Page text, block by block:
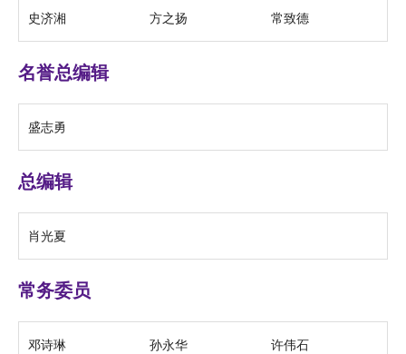
史济湘 方之扬 常致德
名誉总编辑
盛志勇
总编辑
肖光夏
常务委员
邓诗琳 孙永华 许伟石